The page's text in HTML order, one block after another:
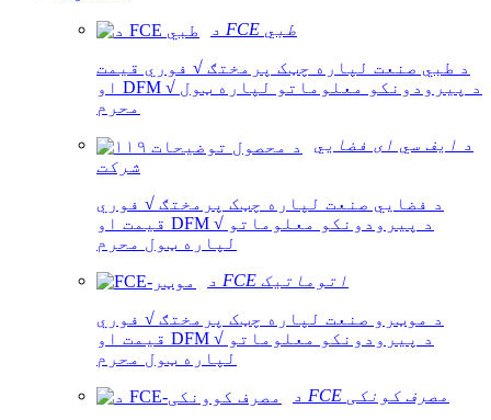
د FCE طبي
د طبي صنعت لپاره چټک پرمختګ √ فوري قیمت
او DFM √ د پیرودونکو معلوماتو لپاره ټول
محرم
د ایف سي ای فضايي
شرکت
د فضايي صنعت لپاره چټک پرمختګ √ فوري
قیمت او DFM √ د پیرودونکو معلوماتو
لپاره ټول محرم
د FCE اتوماتیک
د موټرو صنعت لپاره چټک پرمختګ √ فوري
قیمت او DFM √ د پیرودونکو معلوماتو
لپاره ټول محرم
د FCE مصرف کونکی